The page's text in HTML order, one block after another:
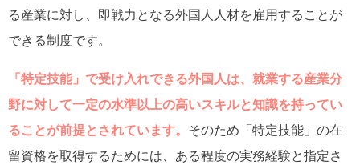
る産業に対し、即戦力となる外国人人材を雇用することが
できる制度です。
「特定技能」で受け入れできる外国人は、就業する産業分
野に対して一定の水準以上の高いスキルと知識を持ってい
ることが前提とされています。 そのため「特定技能」の在
留資格を取得するためには、ある程度の実務経験と指定さ